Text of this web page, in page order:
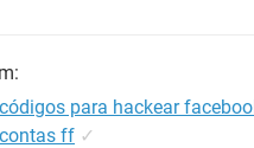
para hackear
ff ✓